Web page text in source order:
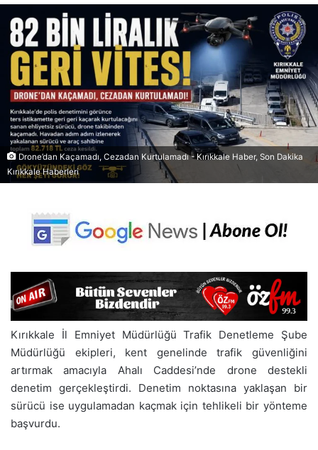
Drone’dan Kaçamadı, Cezadan Kurtulamadı - Kırıkkale Haber, Son Dakika
Kırıkkale Haberleri
Kırıkkale İl Emniyet Müdürlüğü Trafik Denetleme Şube
Müdürlüğü ekipleri, kent genelinde trafik güvenliğini
artırmak amacıyla Ahalı Caddesi’nde drone destekli
denetim gerçekleştirdi. Denetim noktasına yaklaşan bir
sürücü ise uygulamadan kaçmak için tehlikeli bir yönteme
başvurdu.